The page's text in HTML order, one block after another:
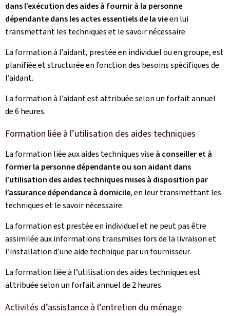
dans l’exécution des aides à fournir à la personne
dépendante dans les actes essentiels de la vieen lui
transmettant les techniques et le savoir nécessaire.
La formation à l’aidant, prestée en individuel ou en groupe, est
planifiée et structurée en fonction des besoins spécifiques de
l’aidant.
La formation à l’aidant est attribuée selon un forfait annuel
de 6 heures.
Formation liée à l’utilisation des aides techniques
La formation liée aux aides techniques vise à conseiller et à
former la personne dépendante ou son aidant dans
l’utilisation des aides techniques mises à disposition par
l’assurance dépendance à domicile, en leur transmettant les
techniques et le savoir nécessaire.
La formation est prestée en individuel et ne peut pas être
assimilée aux informations transmises lors de la livraison et
l’installation d’une aide technique par un fournisseur.
La formation liée à l’utilisation des aides techniques est
attribuée selon un forfait annuel de 2 heures.
Activités d’assistance à l’entretien du ménage